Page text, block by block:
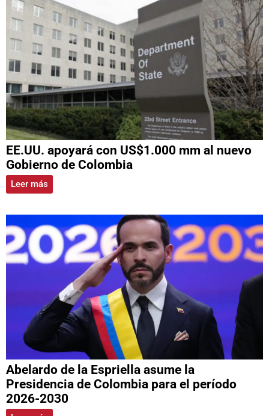
EE.UU. apoyará con US$1.000 mm al nuevo
Gobierno de Colombia
Leer más
Abelardo de la Espriella asume la
Presidencia de Colombia para el período
2026-2030